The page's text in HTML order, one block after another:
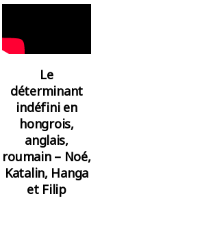
Le
déterminant
indéfini en
hongrois,
anglais,
roumain – Noé,
Katalin, Hanga
et Filip